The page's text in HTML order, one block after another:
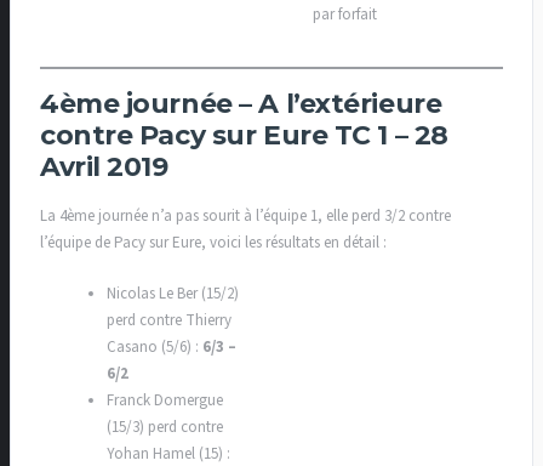
par forfait
4ème journée – A l’extérieure
contre Pacy sur Eure TC 1 – 28
Avril 2019
La 4ème journée n’a pas sourit à l’équipe 1, elle perd 3/2 contre
l’équipe de Pacy sur Eure, voici les résultats en détail :
Nicolas Le Ber (15/2)
perd contre Thierry
Casano (5/6) : 6/3 –
6/2
Franck Domergue
(15/3) perd contre
Yohan Hamel (15) :